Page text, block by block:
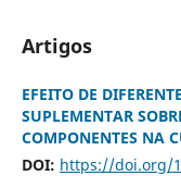
Artigos
EFEITO DE
SUPLEMENTAR
COMPONENTES NA
DOI: https://doi.org/